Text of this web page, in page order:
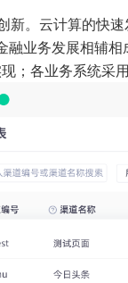
新。云计算的快
融业务发展相辅
；各业务系统采